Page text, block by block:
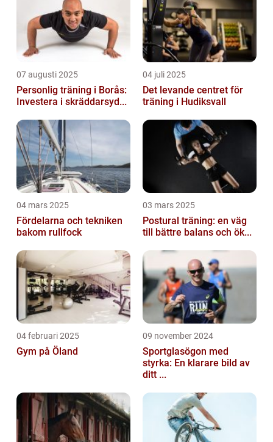
07 augusti 2025
Personlig träning i Borås:
Investera i skräddarsyd...
04 juli 2025
Det levande centret för
träning i Hudiksvall
04 mars 2025
Fördelarna och tekniken
bakom rullfock
03 mars 2025
Postural träning: en väg
till bättre balans och ök...
04 februari 2025
Gym på Öland
09 november 2024
Sportglasögon med
styrka: En klarare bild av
ditt ...